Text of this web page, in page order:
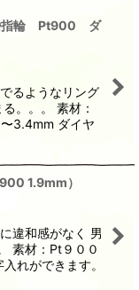
指輪 Pt900 ダ
るようなリング
。。。 素材：
3.4mm ダイヤ
1.9mm）
違和感がなく 男
素材：Pt９００
れができます。